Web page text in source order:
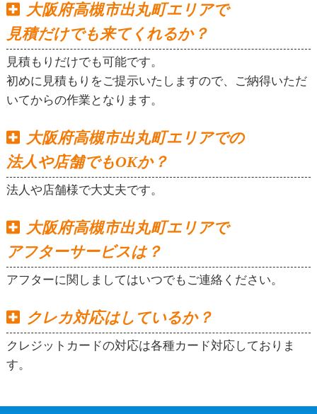
大阪府高槻市出丸町エリアで
見積だけでも来てくれるか？
見積もりだけでも可能です。
初めに見積もりをご提示いたしますので、ご納得いただ
いてからの作業となります。
大阪府高槻市出丸町エリアでの
法人や店舗でもOKか？
法人や店舗様で大丈夫です。
大阪府高槻市出丸町エリアで
アフターサービスは？
アフターに関しましてはいつでもご連絡ください。
クレカ対応はしているか？
クレジットカードの対応は各種カード対応しておりま
す。